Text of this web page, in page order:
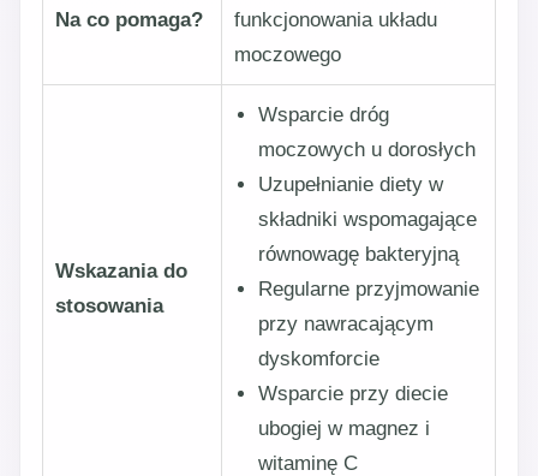
Na co pomaga?
funkcjonowania układu
moczowego
Wskazania do
stosowania
Wsparcie dróg
moczowych u dorosłych
Uzupełnianie diety w
składniki wspomagające
równowagę bakteryjną
Regularne przyjmowanie
przy nawracającym
dyskomforcie
Wsparcie przy diecie
ubogiej w magnez i
witaminę C